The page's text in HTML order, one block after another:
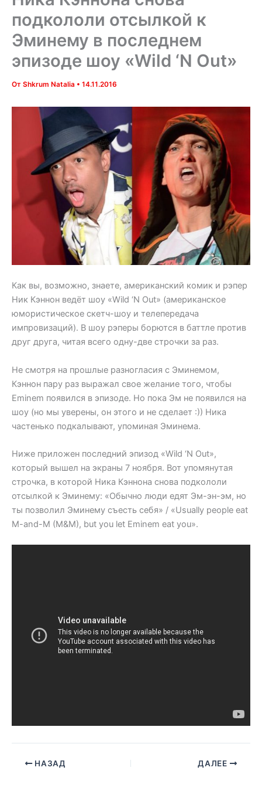
подкололи отсылкой к
Эминему в последнем
эпизоде шоу «Wild ‘N Out»
От Shkrum Natalia • 14.11.2016
Как вы, возможно, знаете, американский комик и рэпер
Ник Кэннон ведёт шоу «Wild ‘N Out» (американское
юмористическое скетч-шоу и телепередача
импровизаций). В шоу рэперы борются в баттле против
друг друга, читая всего одну-две строчки за раз.
Не смотря на прошлые разногласия с Эминемом,
Кэннон пару раз выражал свое желание того, чтобы
Eminem появился в эпизоде. Но пока Эм не появился на
шоу (но мы уверены, он этого и не сделает :)) Ника
частенько подкалывают, упоминая Эминема.
Ниже приложен последний эпизод «Wild ‘N Out»,
который вышел на экраны 7 ноября. Вот упомянутая
строчка, в которой Ника Кэннона снова подкололи
отсылкой к Эминему: «Обычно люди едят Эм-эн-эм, но
ты позволил Эминему съесть себя» / «Usually people eat
M-and-M (M&M), but you let Eminem eat you».
НАЗАД ДАЛЕЕ